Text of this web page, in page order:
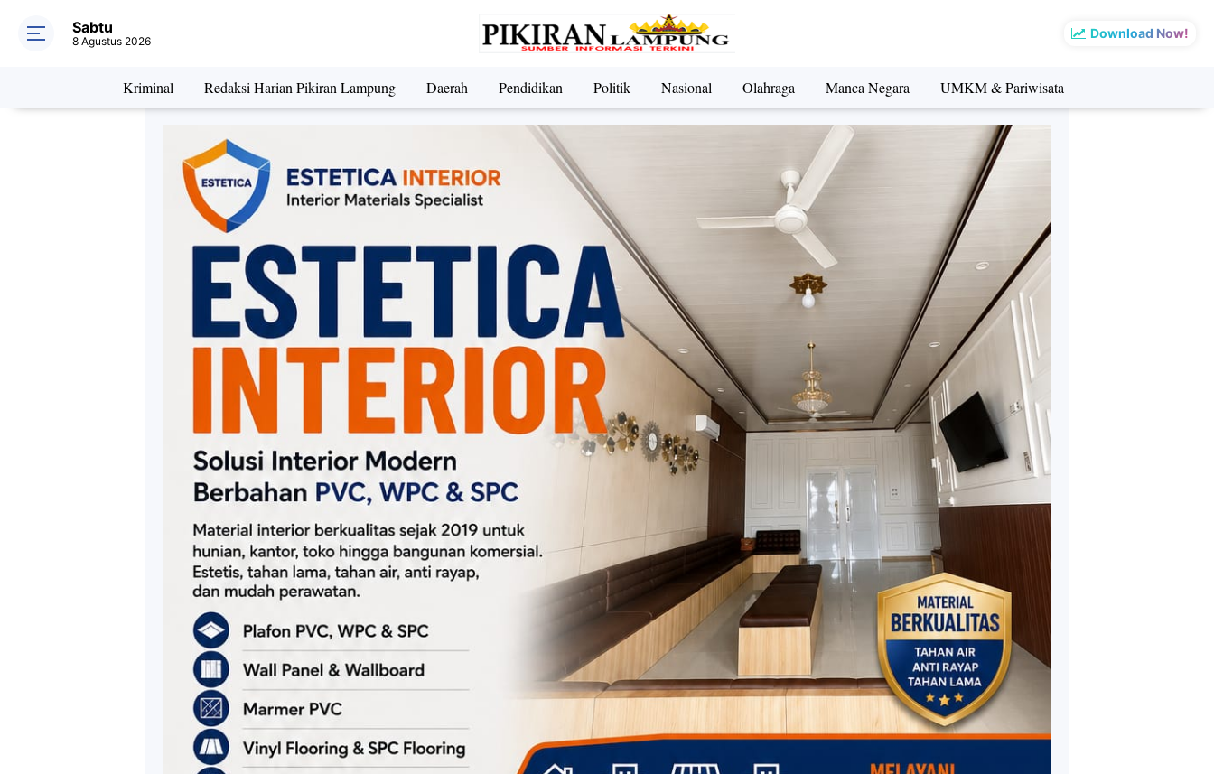
Download Now!
Sabtu
8 Agustus 2026
Kriminal Redaksi Harian Pikiran Lampung Daerah Pendidikan Politik Nasional Olahraga Manca Negara UMKM & Pariwisata
Nasional Olahraga Politik UMKM & Pariwisata Manca Negara